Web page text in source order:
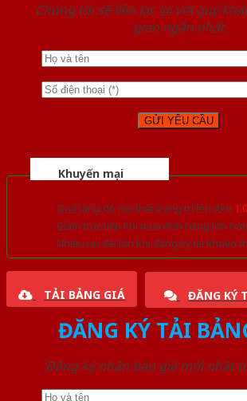
Chúng tôi sẽ liên lạc lại với quý
gian ngắn nhất
Khuyến mại
Quà tặng đồ nội thất trang trí lên đến
Giảm trực tiếp khi mua đơn hàng lớn hơn
Nhiều ưu đãi lớn khi đăng ký tài khoản
TẢI BẢNG GIÁ ĐĂNG KÝ
ĐĂNG KÝ TẢI
Đăng ký nhận báo giá mới nhất